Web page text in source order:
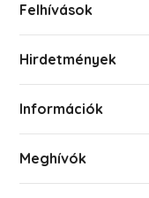
Felhívások
Hirdetmények
Információk
Meghívók